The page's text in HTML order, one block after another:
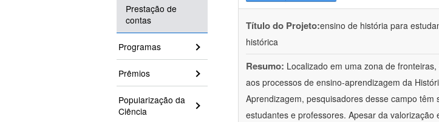
Prestação de
contas
Programas
Prêmios
Popularização da
Ciência
Título do Projeto:ensino de história para
histórica
Resumo: Localizado em uma zona de
aos processos de ensino-aprendizagem da
Aprendizagem, pesquisadores desse campo
estudantes e professores. Apesar da valorização